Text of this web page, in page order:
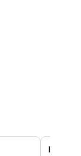
Barcy